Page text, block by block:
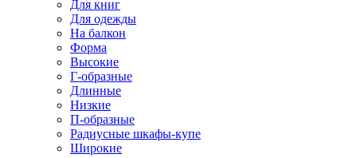
Для книг
Для одежды
На балкон
Форма
Высокие
Г-образные
Длинные
Низкие
П-образные
Радиусные шкафы-купе
Широкие